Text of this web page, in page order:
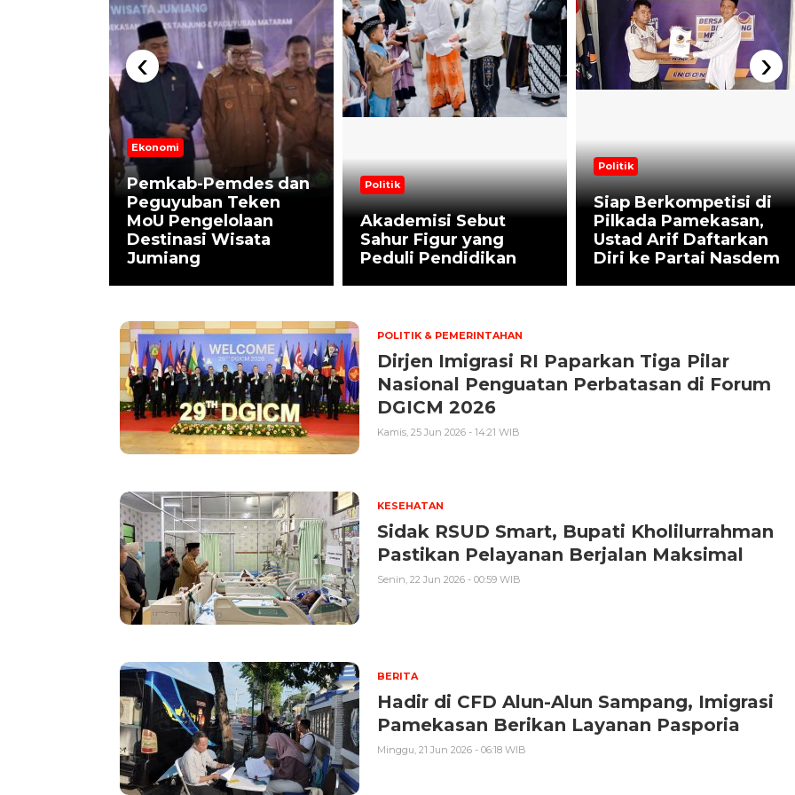
Ekonomi
Pemkab-Pemdes dan
Peguyuban Teken
MoU Pengelolaan
Destinasi Wisata
Jumiang
Politik
Akademisi Sebut
Sahur Figur yang
Peduli Pendidikan
Politik
Siap Berkompetisi di
Pilkada Pamekasan,
Ustad Arif Daftarkan
Diri ke Partai Nasdem
‹ ›
POLITIK & PEMERINTAHAN
Dirjen Imigrasi RI Paparkan Tiga Pilar
Nasional Penguatan Perbatasan di Forum
DGICM 2026
Kamis, 25 Jun 2026 - 14:21 WIB
KESEHATAN
Sidak RSUD Smart, Bupati Kholilurrahman
Pastikan Pelayanan Berjalan Maksimal
Senin, 22 Jun 2026 - 00:59 WIB
BERITA
Hadir di CFD Alun-Alun Sampang, Imigrasi
Pamekasan Berikan Layanan Pasporia
Minggu, 21 Jun 2026 - 06:18 WIB